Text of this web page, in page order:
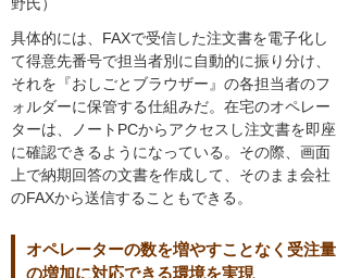
具体的には、FAXで受信した注文書を電子化し
て得意先番号で担当者別に自動的に振り分け、
それを『おしごとブラウザー』の各担当者のフ
ォルダーに保管する仕組みだ。在宅のオペレー
ターは、ノートPCからアクセスし注文書を即座
に確認できるようになっている。その際、画面
上で納期回答の文書を作成して、そのまま会社
のFAXから送信することもできる。
オペレーターの数を増やすことなく受注量
の増加に対応できる環境を実現